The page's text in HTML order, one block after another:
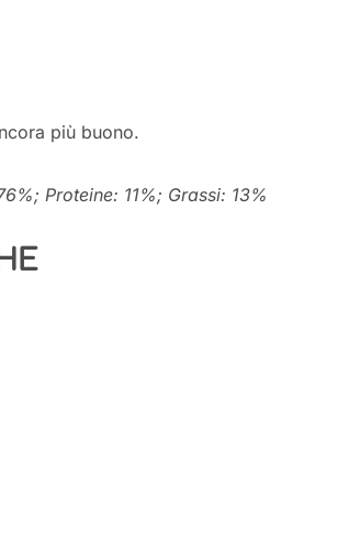
più buono.
Proteine: 11%; Grassi: 13%